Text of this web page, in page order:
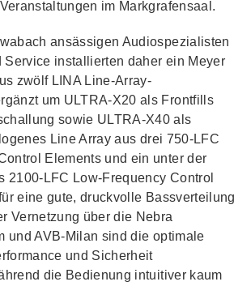
im Markgrafensaal.
ansässigen Audiospezialisten
Service installierten daher ein Meyer
zwölf LINA Line-Array-
um ULTRA-X20 als Frontfills
sowie ULTRA-X40 als
Line Array aus drei 750-LFC
Elements und ein unter der
2100-LFC Low-Frequency Control
eine gute, druckvolle Bassverteilung
Vernetzung über die Nebra
und AVB-Milan sind die optimale
und Sicherheit
die Bedienung intuitiver kaum